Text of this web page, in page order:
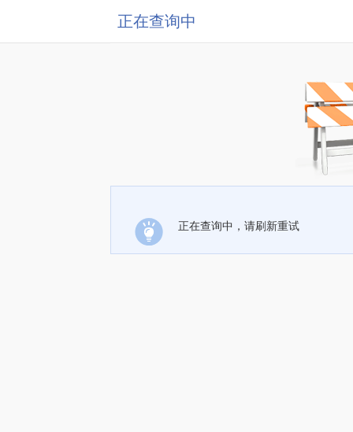
正在查询中
正在查询中，请刷新重试